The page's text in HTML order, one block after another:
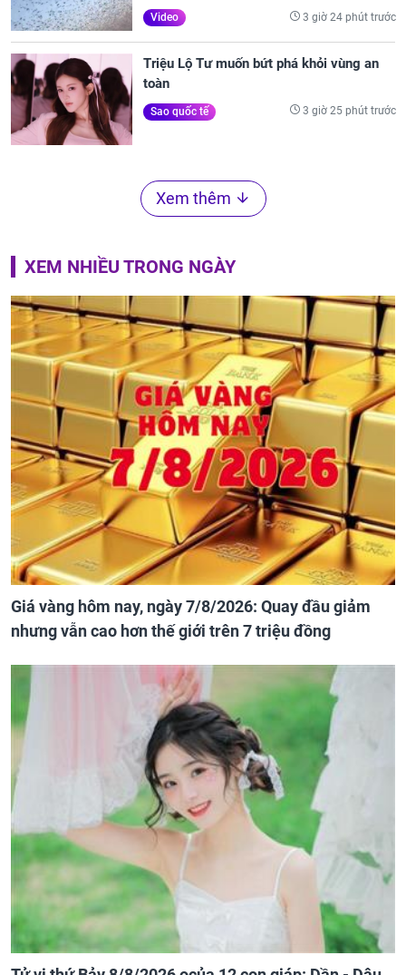
Video 3 giờ 24 phút trước
Triệu Lộ Tư muốn bứt phá khỏi vùng an
toàn
Sao quốc tế 3 giờ 25 phút trước
Xem thêm
XEM NHIỀU TRONG NGÀY
Giá vàng hôm nay, ngày 7/8/2026: Quay đầu giảm
nhưng vẫn cao hơn thế giới trên 7 triệu đồng